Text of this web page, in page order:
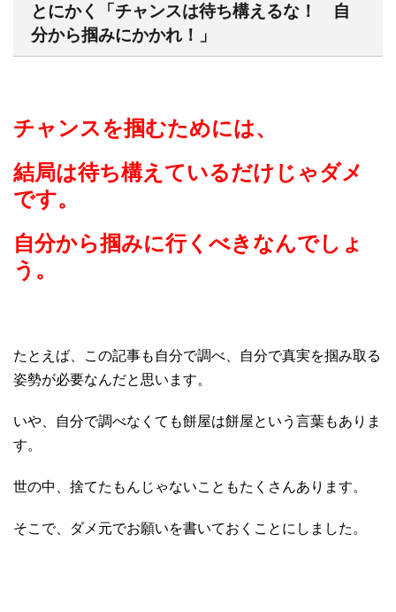
とにかく「チャンスは待ち構えるな！ 自
分から掴みにかかれ！」
チャンスを掴むためには、
結局は待ち構えているだけじゃダメ
です。
自分から掴みに行くべきなんでしょ
う。
たとえば、この記事も自分で調べ、自分で真実を掴み取る
姿勢が必要なんだと思います。
いや、自分で調べなくても餅屋は餅屋という言葉もありま
す。
世の中、捨てたもんじゃないこともたくさんあります。
そこで、ダメ元でお願いを書いておくことにしました。